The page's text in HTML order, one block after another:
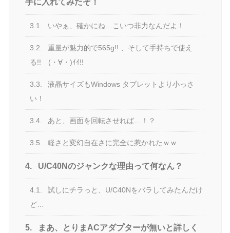
手に入れてみたぞ！
3.1. いやぁ、確かにね…こいつ非力なんだよ！
3.2.
重量が魅力的で565g!! 、そして手持ちで使え
る!! (・∀・)ｲｲ!!
3.3.
液晶サイズもWindows タブレットより小っさ
い！
3.4. あと、画面を回転させれば…！？
3.5. 軽さと変幻自在さに完全に惹かれたｗｗ
4. U/C40Nのジャンクな理由って何なん？
4.1.
試しにチラっと、U/C40Nをバラしてみたんだけ
ど…
5.
まあ、とりまACアダプターが無いと詳しく